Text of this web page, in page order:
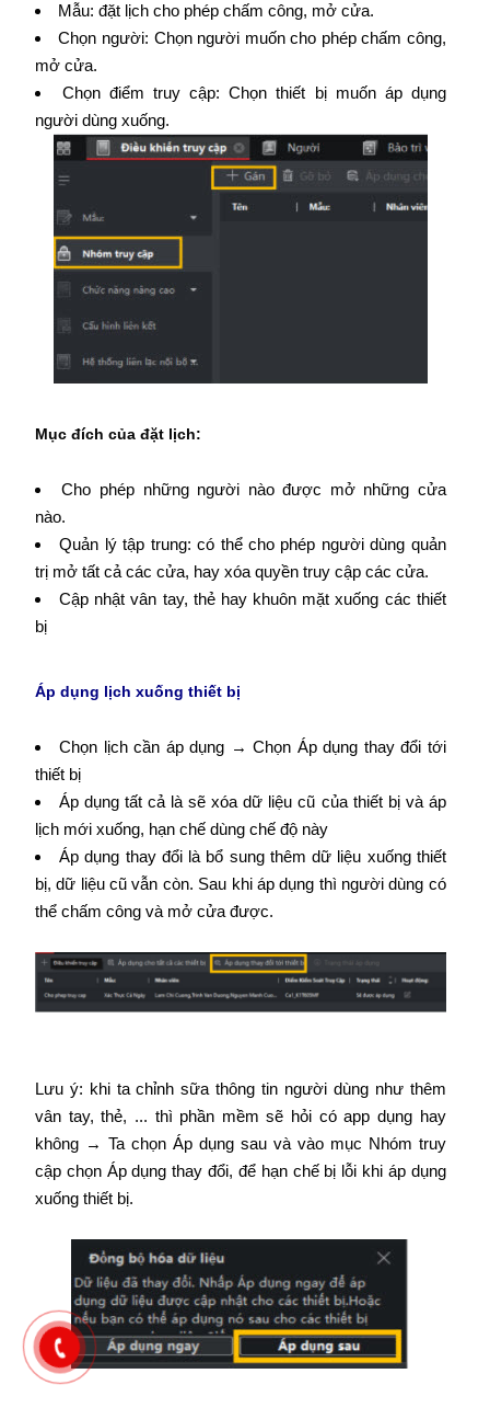
Mẫu: đặt lịch cho phép chấm công, mở cửa.
Chọn người: Chọn người muốn cho phép chấm công,
mở cửa.
Chọn điểm truy cập: Chọn thiết bị muốn áp dụng
người dùng xuống.
Mục đích của đặt lịch:
Cho phép những người nào được mở những cửa
nào.
Quản lý tập trung: có thể cho phép người dùng quản
trị mở tất cả các cửa, hay xóa quyền truy cập các cửa.
Cập nhật vân tay, thẻ hay khuôn mặt xuống các thiết
bị
Áp dụng lịch xuống thiết bị
Chọn lịch cần áp dụng → Chọn Áp dụng thay đổi tới
thiết bị
Áp dụng tất cả là sẽ xóa dữ liệu cũ của thiết bị và áp
lịch mới xuống, hạn chế dùng chế độ này
Áp dụng thay đổi là bổ sung thêm dữ liệu xuống thiết
bị, dữ liệu cũ vẫn còn. Sau khi áp dụng thì người dùng có
thể chấm công và mở cửa được.
Lưu ý: khi ta chỉnh sữa thông tin người dùng như thêm
vân tay, thẻ, ... thì phần mềm sẽ hỏi có app dụng hay
không → Ta chọn Áp dụng sau và vào mục Nhóm truy
cập chọn Áp dụng thay đổi, để hạn chế bị lỗi khi áp dụng
xuống thiết bị.